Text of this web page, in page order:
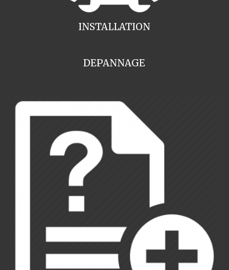
INSTALLATION
DEPANNAGE